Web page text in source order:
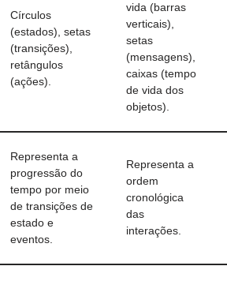
Círculos
(estados), setas
(transições),
retângulos
(ações).
vida (barras
verticais),
setas
(mensagens),
caixas (tempo
de vida dos
objetos).
Representa a
progressão do
tempo por meio
de transições de
estado e
eventos.
Representa a
ordem
cronológica
das
interações.